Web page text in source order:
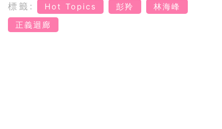
標籤: Hot Topics 彭羚
林海峰
正義迴廊